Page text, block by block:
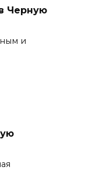
Черную
и